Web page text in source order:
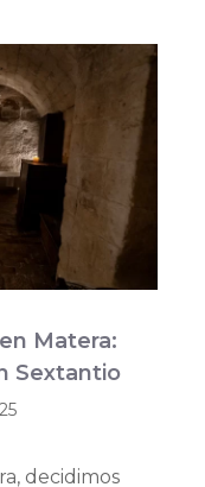
Matera:
Sextantio
decidimos